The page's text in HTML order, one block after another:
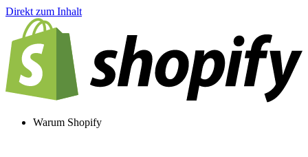
Direkt zum Inhalt
Warum Shopify